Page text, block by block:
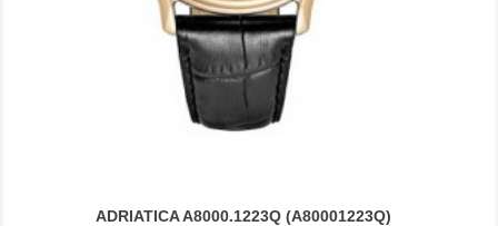
ADRIATICA A8000.1223Q (A80001223Q)